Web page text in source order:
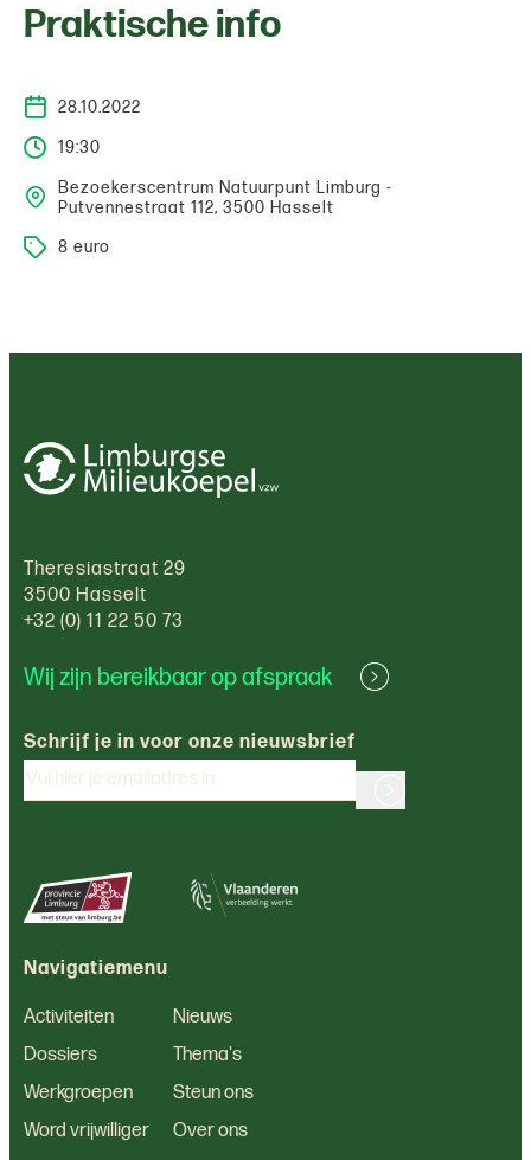
Praktische info
28.10.2022
19:30
Bezoekerscentrum Natuurpunt Limburg -
Putvennestraat 112, 3500 Hasselt
8 euro
Theresiastraat 29
3500 Hasselt
+32 (0) 11 22 50 73
Wij zijn bereikbaar op afspraak
Schrijf je in voor onze nieuwsbrief
Navigatiemenu
Activiteiten
Nieuws
Dossiers
Thema's
Werkgroepen
Steun ons
Word vrijwilliger
Over ons